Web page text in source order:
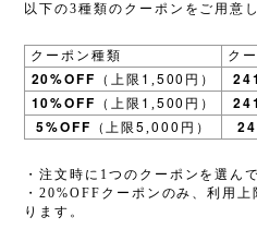
以下の3種類のクーポンをご用意
クーポン種類 ク
20%OFF （上限 1 ,500 円）
10%OFF （上限 1 ,500 円）
5%OFF （上限5 ,000 円）
・注文時に1つのクーポンを選ん
・20%OFFクーポンのみ、利用
ります。